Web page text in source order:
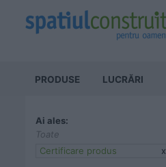
PRODUSE LUCRĂRI
Ai ales:
Toate
x
Certificare produs